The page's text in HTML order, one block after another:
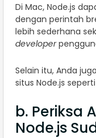
Di Mac, Node.js
dengan perintah
lebih sederhana
developer
Selain itu, Anda
situs Node.js
b. Periksa
Node.js